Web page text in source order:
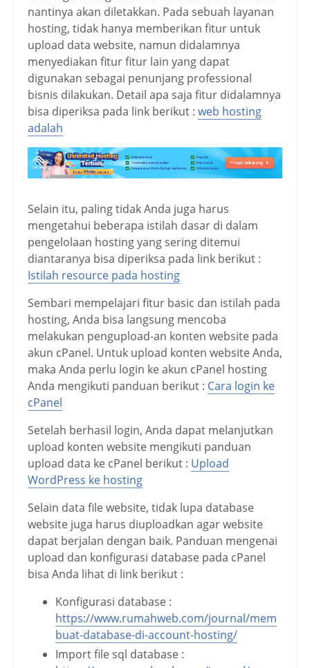
nantinya akan diletakkan. Pada sebuah layanan
hosting, tidak hanya memberikan fitur untuk
upload data website, namun didalamnya
menyediakan fitur fitur lain yang dapat
digunakan sebagai penunjang professional
bisnis dilakukan. Detail apa saja fitur didalamnya
bisa diperiksa pada link berikut : web hosting
adalah
Selain itu, paling tidak Anda juga harus
mengetahui beberapa istilah dasar di dalam
pengelolaan hosting yang sering ditemui
diantaranya bisa diperiksa pada link berikut :
Istilah resource pada hosting
Sembari mempelajari fitur basic dan istilah pada
hosting, Anda bisa langsung mencoba
melakukan pengupload-an konten website pada
akun cPanel. Untuk upload konten website Anda,
maka Anda perlu login ke akun cPanel hosting
Anda mengikuti panduan berikut : Cara login ke
cPanel
Setelah berhasil login, Anda dapat melanjutkan
upload konten website mengikuti panduan
upload data ke cPanel berikut : Upload
WordPress ke hosting
Selain data file website, tidak lupa database
website juga harus diuploadkan agar website
dapat berjalan dengan baik. Panduan mengenai
upload dan konfigurasi database pada cPanel
bisa Anda lihat di link berikut :
Konfigurasi database :
https://www.rumahweb.com/journal/mem
buat-database-di-account-hosting/
Import file sql database :